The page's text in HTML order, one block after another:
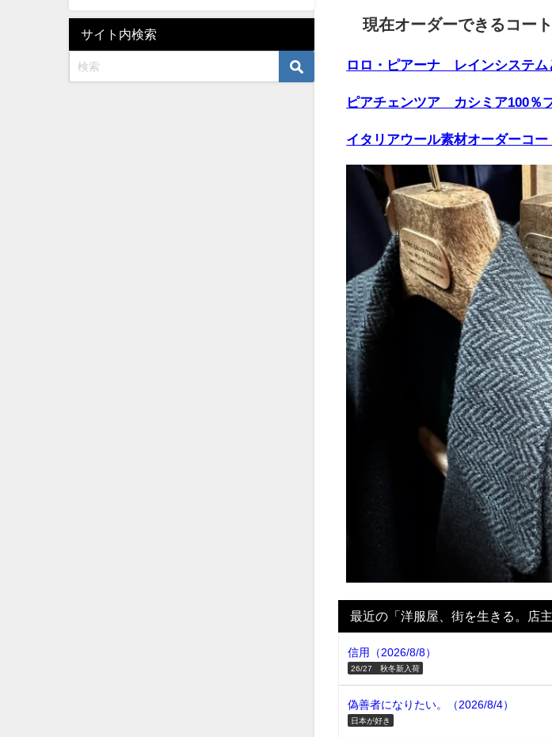
現在オーダーできるコー
ロロ・ピアーナ レインシステム
ピアチェンツア カシミア100％
イタリアウール素材オーダーコー
最近の「洋服屋、街を生きる。店主
信用（2026/8/8）
26/27 秋冬新入荷
偽善者になりたい。（2026/8/4）
日本が好き
サイト内検索